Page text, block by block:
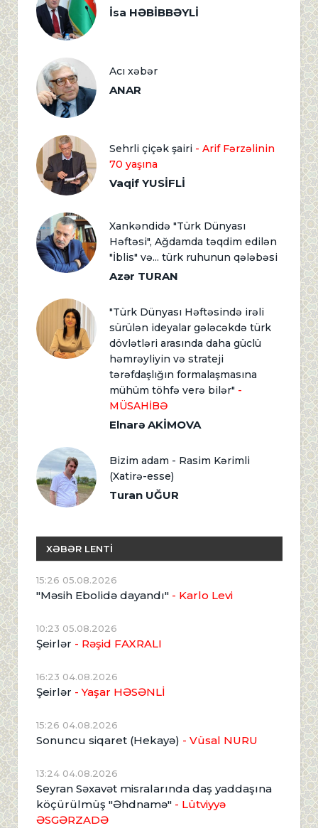
İsa HƏBİBBƏYLİ
Acı xəbər
ANAR
Sehrli çiçək şairi - Arif Fərzəlinin
70 yaşına
Vaqif YUSİFLİ
Xankəndidə "Türk Dünyası
Həftəsi", Ağdamda təqdim edilən
"İblis" və... türk ruhunun qələbəsi
Azər TURAN
"Türk Dünyası Həftəsində irəli
sürülən ideyalar gələcəkdə türk
dövlətləri arasında daha güclü
həmrəyliyin və strateji
tərəfdaşlığın formalaşmasına
mühüm töhfə verə bilər" -
MÜSAHİBƏ
Elnarə AKİMOVA
Bizim adam - Rasim Kərimli
(Xatirə-esse)
Turan UĞUR
XƏBƏR LENTİ
15:26 05.08.2026
"Məsih Ebolidə dayandı" - Karlo Levi
10:23 05.08.2026
Şeirlər - Rəşid FAXRALI
16:23 04.08.2026
Şeirlər - Yaşar HƏSƏNLİ
15:26 04.08.2026
Sonuncu siqaret (Hekayə) - Vüsal NURU
13:24 04.08.2026
Seyran Səxavət misralarında daş yaddaşına
köçürülmüş "Əhdnamə" - Lütviyyə
ƏSGƏRZADƏ